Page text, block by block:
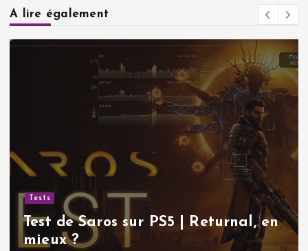
A lire également
Tests
Test de Saros sur PS5 | Returnal, en
mieux ?